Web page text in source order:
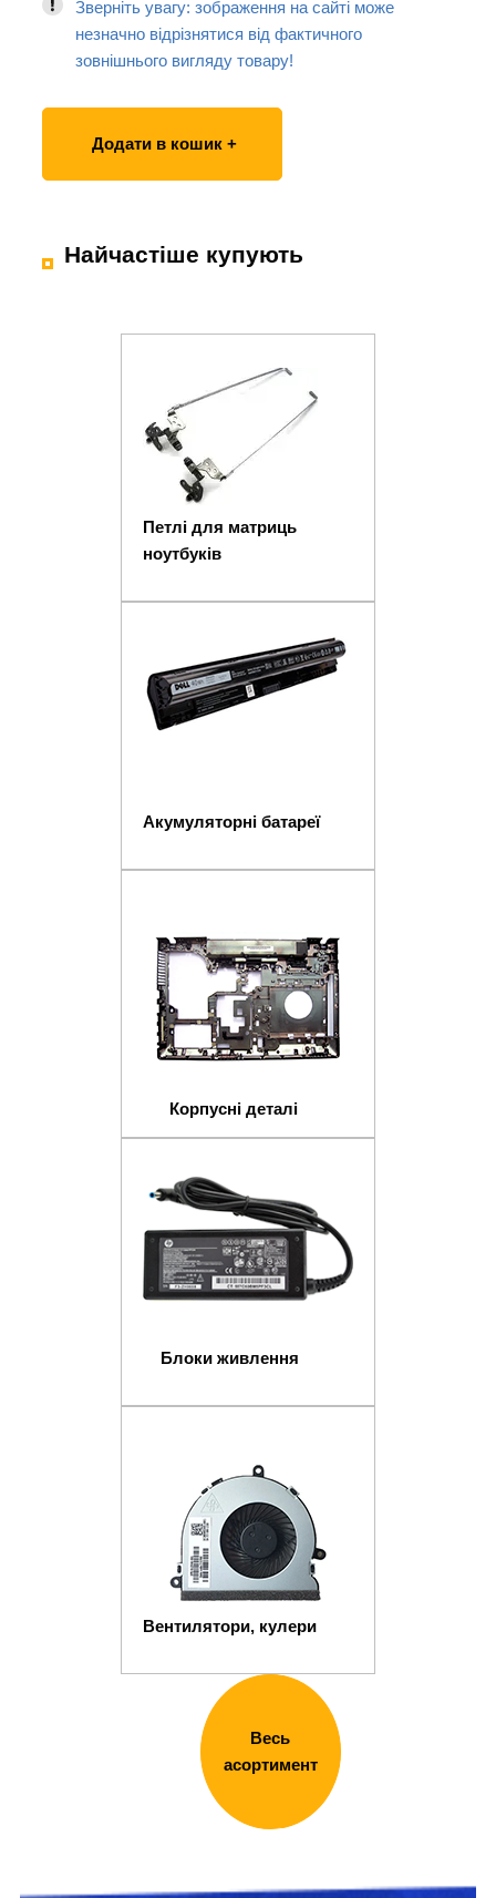
Зверніть увагу: зображення на сайті може
незначно відрізнятися від фактичного
зовнішнього вигляду товару!
Додати в кошик +
Найчастіше купують
Петлі для матриць
ноутбуків
Акумуляторні батареї
Корпусні деталі
Блоки живлення
Вентилятори, кулери
Весь
асортимент